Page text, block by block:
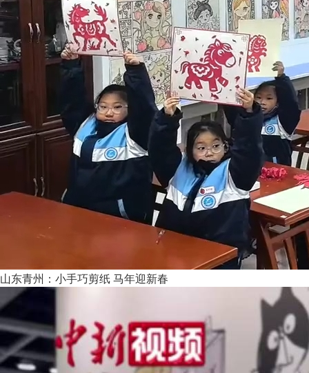
山东青州：小手巧剪纸 马年迎新春